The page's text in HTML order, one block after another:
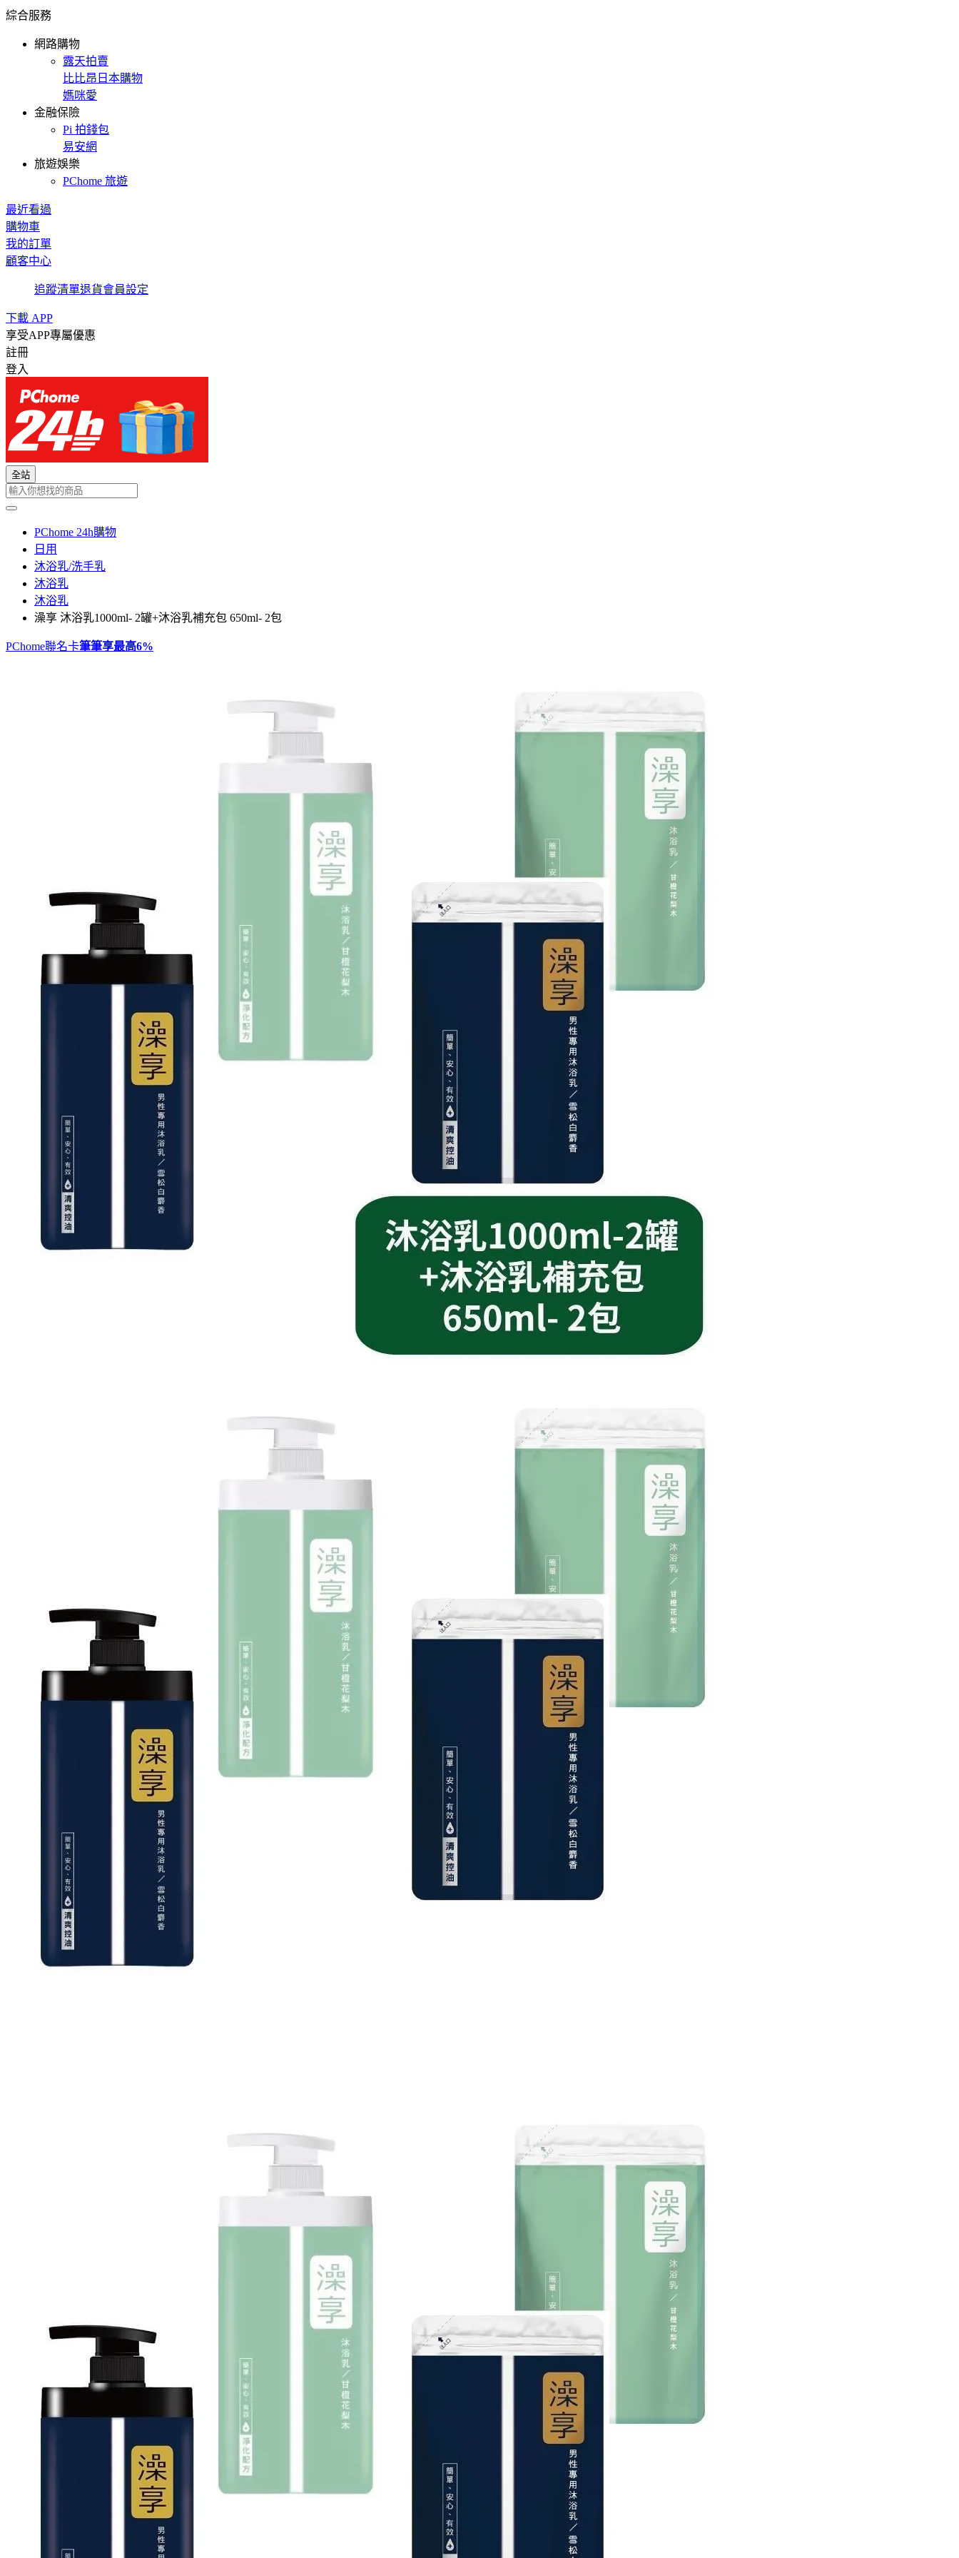
綜合服務
網路購物
露天拍賣
比比昂日本購物
媽咪愛
金融保險
Pi 拍錢包
易安網
旅遊娛樂
PChome 旅遊
最近看過
購物車
我的訂單
顧客中心
追蹤清單退貨會員設定
下載 APP
享受APP專屬優惠
註冊
登入
全站
PChome 24h購物
日用
沐浴乳/洗手乳
沐浴乳
沐浴乳
澡享 沐浴乳1000ml- 2罐+沐浴乳補充包 650ml- 2包
PChome聯名卡筆筆享最高6%